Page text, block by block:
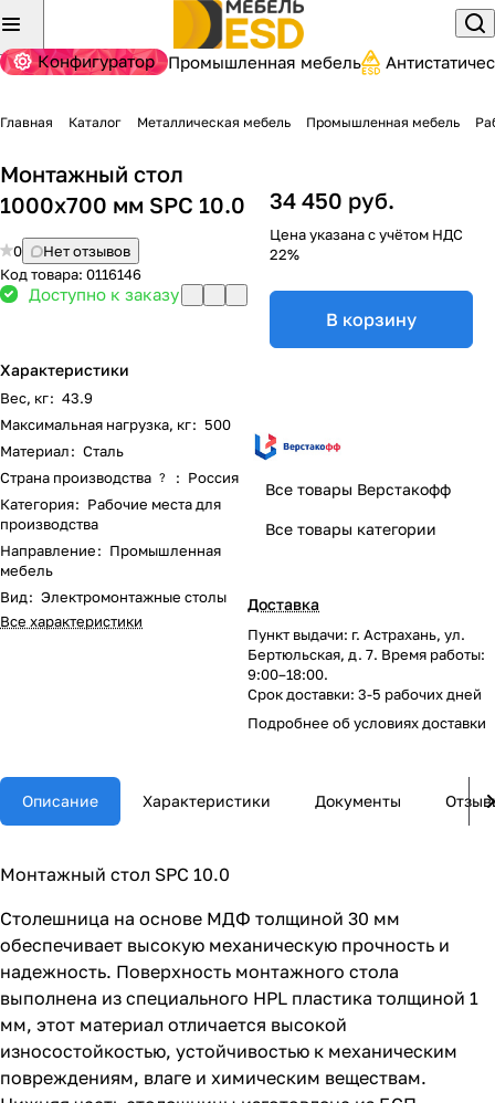
Конфигуратор Промышленная мебель
Главная Каталог Металлическая мебель Промышленная мебель
Монтажный стол
1000x700 мм SPC 10.0
0
Нет отзывов
Код товара: 0116146
Доступно к заказу
Характеристики
Вес, кг: 43.9
Максимальная нагрузка, кг: 500
Материал: Сталь
Страна производства ? : Россия
Категория: Рабочие места для
производства
Направление: Промышленная
мебель
Вид: Электромонтажные столы
Все характеристики
34 450 руб.
Цена указана с учётом НДС
22%
В корзину
Все товары Верстакофф
Все товары категории
Доставка
Пункт выдачи: г. Астрахань, ул.
Бертюльская, д. 7. Время работы:
9:00–18:00.
Срок доставки: 3-5 рабочих дней
Подробнее обусловиях доставки
Описание Характеристики Документы
Монтажный стол SPC 10.0
Столешница на основе МДФ толщиной 30 мм
обеспечивает высокую механическую прочность и
надежность. Поверхность монтажного стола
выполнена из специального HPL пластика толщиной 1
мм, этот материал отличается высокой
износостойкостью, устойчивостью к механическим
повреждениям, влаге и химическим веществам.